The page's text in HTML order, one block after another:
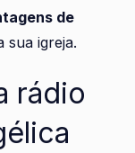
de
sua igreja.
rádio